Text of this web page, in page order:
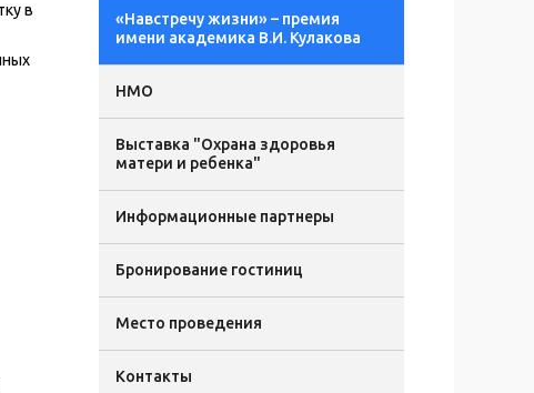
в
«Навстречу жизни» – премия
имени академика В.И. Кулакова
НМО
Выставка "Охрана здоровья
матери и ребенка"
Информационные партнеры
Бронирование гостиниц
Место проведения
Контакты